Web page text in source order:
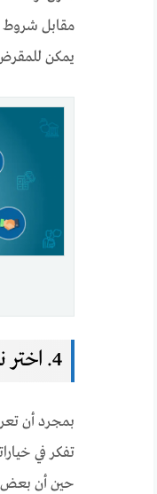
مقابل شروط
يمكن
4. اختر نوع القرض الخاص بك
بمجرد أن
تفكر في
حين أن بعض